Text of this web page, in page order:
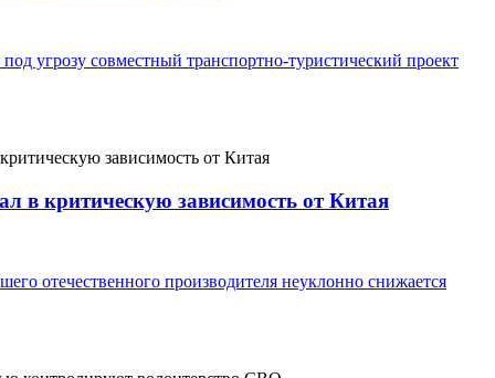
угрозу совместный транспортно-туристический проект
в критическую зависимость от Китая
отечественного производителя неуклонно снижается